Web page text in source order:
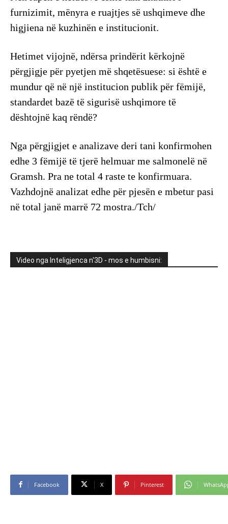
furnizimit, mënyra e ruajtjes së ushqimeve dhe
higjiena në kuzhinën e institucionit.
Hetimet vijojnë, ndërsa prindërit kërkojnë
përgjigje për pyetjen më shqetësuese: si është e
mundur që në një institucion publik për fëmijë,
standardet bazë të sigurisë ushqimore të
dështojnë kaq rëndë?
Nga përgjigjet e analizave deri tani konfirmohen
edhe 3 fëmijë të tjerë helmuar me salmonelë në
Gramsh. Pra ne total 4 raste te konfirmuara.
Vazhdojnë analizat edhe për pjesën e mbetur pasi
në total janë marrë 72 mostra./Tch/
Video nga Inteligjenca n'3D - mos e humbisni:
Facebook X Pinterest